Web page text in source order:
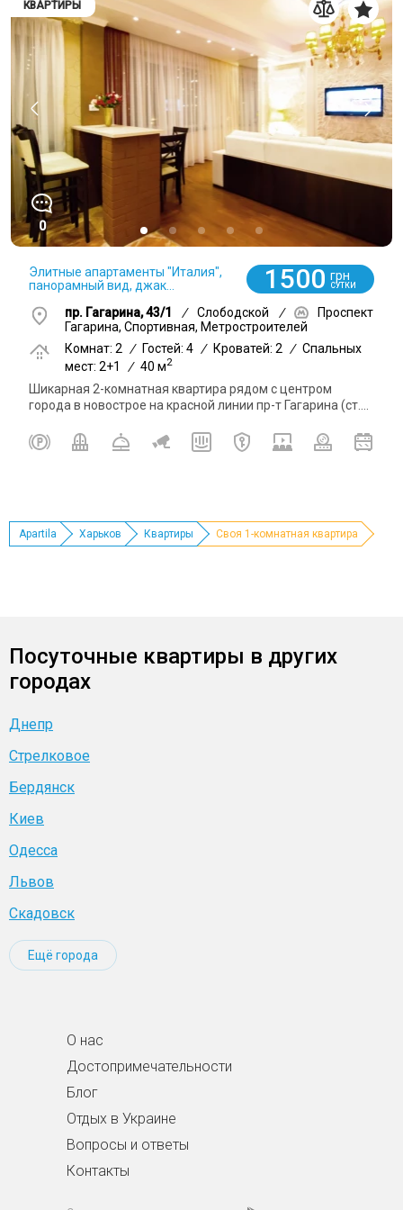
КВАРТИРЫ
0
Элитные апартаменты "Италия",
панорамный вид, джак...
1500 грн
СУТКИ
пр. Гагарина, 43/1 / Слободской /
Проспект
Гагарина, Спортивная, Метростроителей
Комнат: 2 / Гостей: 4 / Кроватей: 2 / Спальных
мест: 2+1
/ 40 м2
Шикарная 2-комнатная квартира рядом с центром
города в новострое на красной линии пр-т Гагарина (ст....
Apartila Харьков Квартиры Своя 1-комнатная квартира
Посуточные квартиры в других
городах
Днепр
Стрелковое
Бердянск
Киев
Одесса
Львов
Скадовск
Ещё города
О нас
Достопримечательности
Блог
Отдых в Украине
Вопросы и ответы
Контакты